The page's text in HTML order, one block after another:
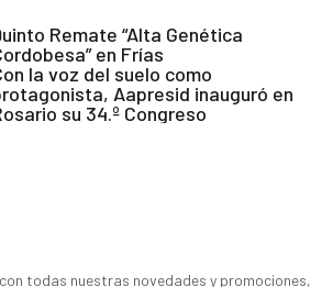
Remate “Alta Genética
en Frías
la voz del suelo como
Aapresid inauguró en
su 34.º Congreso
todas nuestras novedades y promociones,